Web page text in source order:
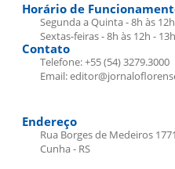
Horário de
Segunda a Quinta - 8h às
Sextas-feiras - 8h às 12h -
Contato
Telefone: +55 (54) 3279.3000
Email:
Endereço
Rua Borges de Medeiros
Cunha - RS